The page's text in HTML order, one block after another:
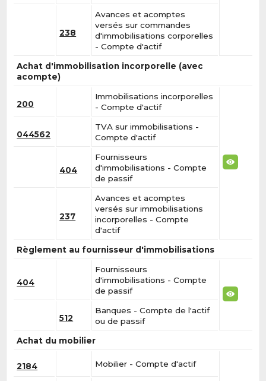
238
Avances et acomptes
versés sur commandes
d'immobilisations corporelles
- Compte d'actif
Achat d'immobilisation incorporelle (avec
acompte)
200
Immobilisations incorporelles
- Compte d'actif
044562
TVA sur immobilisations -
Compte d'actif
404
Fournisseurs
d'immobilisations - Compte
de passif
237
Avances et acomptes
versés sur immobilisations
incorporelles - Compte
d'actif
Règlement au fournisseur d'immobilisations
404
Fournisseurs
d'immobilisations - Compte
de passif
512
Banques - Compte de l'actif
ou de passif
Achat du mobilier
2184 Mobilier - Compte d'actif